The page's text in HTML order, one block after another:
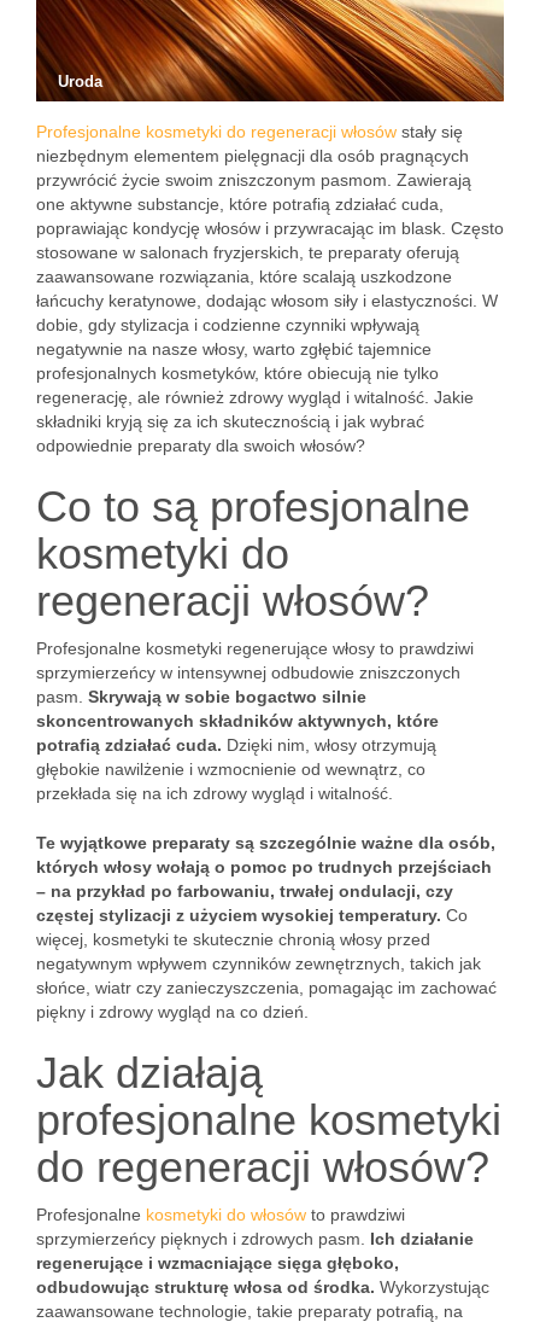
Uroda
Profesjonalne kosmetyki do regeneracji włosów stały się
niezbędnym elementem pielęgnacji dla osób pragnących
przywrócić życie swoim zniszczonym pasmom. Zawierają
one aktywne substancje, które potrafią zdziałać cuda,
poprawiając kondycję włosów i przywracając im blask. Często
stosowane w salonach fryzjerskich, te preparaty oferują
zaawansowane rozwiązania, które scalają uszkodzone
łańcuchy keratynowe, dodając włosom siły i elastyczności. W
dobie, gdy stylizacja i codzienne czynniki wpływają
negatywnie na nasze włosy, warto zgłębić tajemnice
profesjonalnych kosmetyków, które obiecują nie tylko
regenerację, ale również zdrowy wygląd i witalność. Jakie
składniki kryją się za ich skutecznością i jak wybrać
odpowiednie preparaty dla swoich włosów?
Co to są profesjonalne
kosmetyki do
regeneracji włosów?
Profesjonalne kosmetyki regenerujące włosy to prawdziwi
sprzymierzeńcy w intensywnej odbudowie zniszczonych
pasm. Skrywają w sobie bogactwo silnie
skoncentrowanych składników aktywnych, które
potrafią zdziałać cuda. Dzięki nim, włosy otrzymują
głębokie nawilżenie i wzmocnienie od wewnątrz, co
przekłada się na ich zdrowy wygląd i witalność.
Te wyjątkowe preparaty są szczególnie ważne dla osób,
których włosy wołają o pomoc po trudnych przejściach
– na przykład po farbowaniu, trwałej ondulacji, czy
częstej stylizacji z użyciem wysokiej temperatury. Co
więcej, kosmetyki te skutecznie chronią włosy przed
negatywnym wpływem czynników zewnętrznych, takich jak
słońce, wiatr czy zanieczyszczenia, pomagając im zachować
piękny i zdrowy wygląd na co dzień.
Jak działają
profesjonalne kosmetyki
do regeneracji włosów?
Profesjonalne kosmetyki do włosów to prawdziwi
sprzymierzeńcy pięknych i zdrowych pasm. Ich działanie
regenerujące i wzmacniające sięga głęboko,
odbudowując strukturę włosa od środka. Wykorzystując
zaawansowane technologie, takie preparaty potrafią, na